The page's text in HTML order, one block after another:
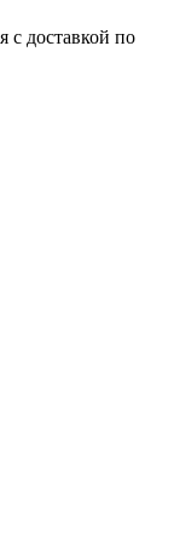
с доставкой по